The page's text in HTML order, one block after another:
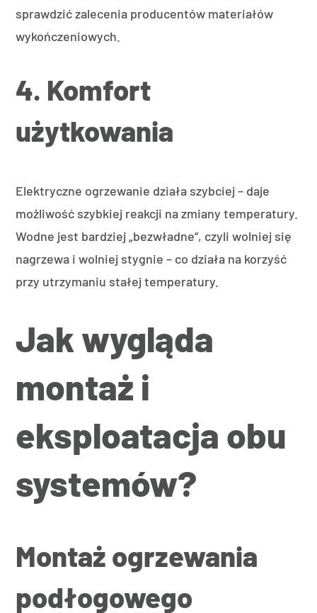
sprawdzić zalecenia producentów materiałów
wykończeniowych.
4. Komfort
użytkowania
Elektryczne ogrzewanie działa szybciej – daje
możliwość szybkiej reakcji na zmiany temperatury.
Wodne jest bardziej „bezwładne”, czyli wolniej się
nagrzewa i wolniej stygnie – co działa na korzyść
przy utrzymaniu stałej temperatury.
Jak wygląda
montaż i
eksploatacja obu
systemów?
Montaż ogrzewania
podłogowego